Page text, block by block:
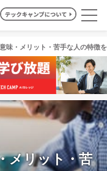
味・メリット・苦手な人の特徴
メリット・苦